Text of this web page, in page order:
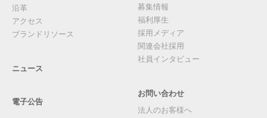
沿革
アクセス
ブランドリソース
ニュース
電子公告
募集情報
福利厚生
採用メディア
関連会社採用
社員インタビュー
お問い合わせ
法人のお客様へ